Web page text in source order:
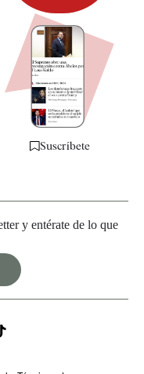
Suscríbete
y entérate de lo que